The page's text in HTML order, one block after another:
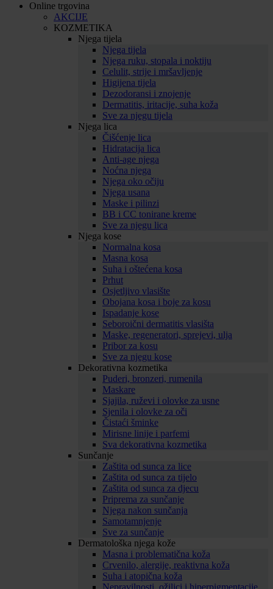
Online trgovina
AKCIJE
KOZMETIKA
Njega tijela
Njega tijela
Njega ruku, stopala i noktiju
Celulit, strije i mršavljenje
Higijena tijela
Dezodoransi i znojenje
Dermatitis, iritacije, suha koža
Sve za njegu tijela
Njega lica
Čišćenje lica
Hidratacija lica
Anti-age njega
Noćna njega
Njega oko očiju
Njega usana
Maske i pilinzi
BB i CC tonirane kreme
Sve za njegu lica
Njega kose
Normalna kosa
Masna kosa
Suha i oštećena kosa
Prhut
Osjetljivo vlasište
Obojana kosa i boje za kosu
Ispadanje kose
Seboroični dermatitis vlasišta
Maske, regeneratori, sprejevi, ulja
Pribor za kosu
Sve za njegu kose
Dekorativna kozmetika
Puderi, bronzeri, rumenila
Maskare
Sjajila, ruževi i olovke za usne
Sjenila i olovke za oči
Čistaći šminke
Mirisne linije i parfemi
Sva dekorativna kozmetika
Sunčanje
Zaštita od sunca za lice
Zaštita od sunca za tijelo
Zaštita od sunca za djecu
Priprema za sunčanje
Njega nakon sunčanja
Samotamnjenje
Sve za sunčanje
Dermatološka njega kože
Masna i problematična koža
Crvenilo, alergije, reaktivna koža
Suha i atopična koža
Nepravilnosti, ožiljci i hiperpigmentacije